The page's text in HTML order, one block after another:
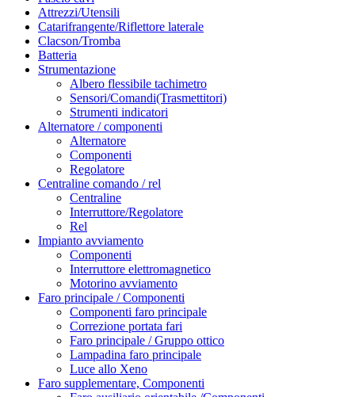
Attrezzi/Utensili
Catarifrangente/Riflettore laterale
Clacson/Tromba
Batteria
Strumentazione
Albero flessibile tachimetro
Sensori/Comandi(Trasmettitori)
Strumenti indicatori
Alternatore / componenti
Alternatore
Componenti
Regolatore
Centraline comando / rel
Centraline
Interruttore/Regolatore
Rel
Impianto avviamento
Componenti
Interruttore elettromagnetico
Motorino avviamento
Faro principale / Componenti
Componenti faro principale
Correzione portata fari
Faro principale / Gruppo ottico
Lampadina faro principale
Luce allo Xeno
Faro supplementare, Componenti